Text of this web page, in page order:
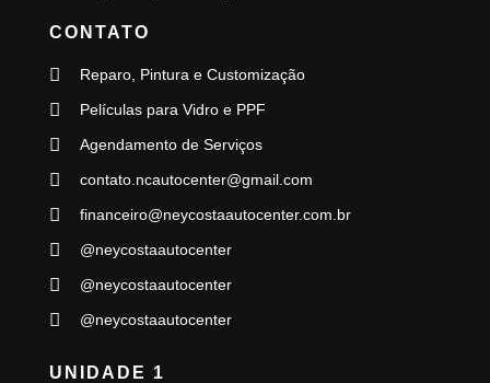
CONTATO
Reparo, Pintura e Customização
Películas para Vidro e PPF
Agendamento de Serviços
contato.ncautocenter@gmail.com
financeiro@neycostaautocenter.com.br
@neycostaautocenter
@neycostaautocenter
@neycostaautocenter
UNIDADE 1